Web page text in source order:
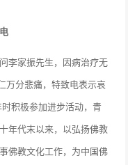
李家振先生，因病治疗无
万分悲痛，特致电表示哀
积极参加进步活动，青
年代末以来，以弘扬佛教
佛教文化工作，为中国佛